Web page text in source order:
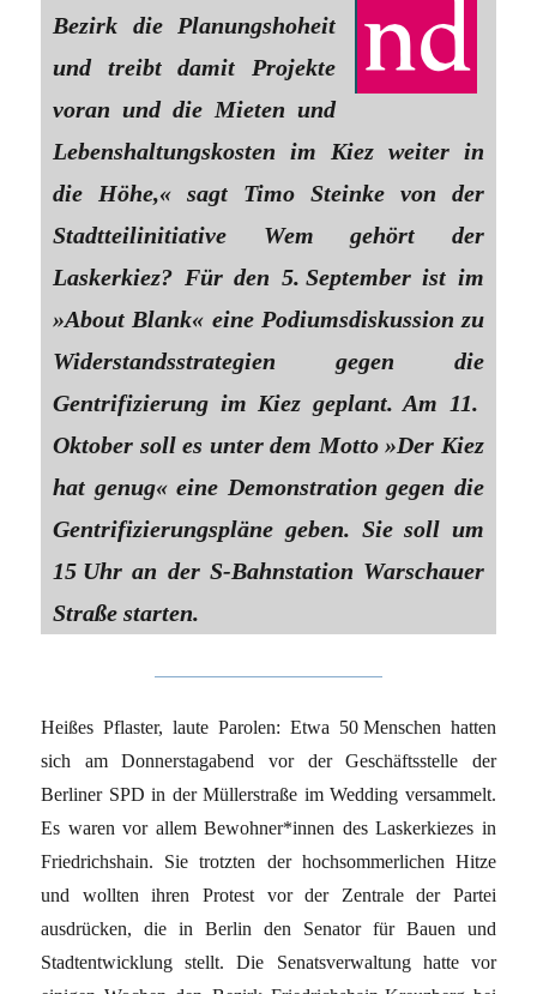
Bezirk die Planungshoheit
und treibt damit Projekte
voran und die Mieten und
Lebenshaltungskosten im Kiez weiter in
die Höhe,« sagt Timo Steinke von der
Stadtteilinitiative Wem gehört der
Laskerkiez? Für den 5. September ist im
»About Blank« eine Podiumsdiskussion zu
Widerstandsstrategien gegen die
Gentrifizierung im Kiez geplant. Am 11.
Oktober soll es unter dem Motto »Der Kiez
hat genug« eine Demonstration gegen die
Gentrifizierungspläne geben. Sie soll um
15 Uhr an der S-Bahnstation Warschauer
Straße starten.
Heißes Pflaster, laute Parolen: Etwa 50 Menschen hatten
sich am Donnerstagabend vor der Geschäftsstelle der
Berliner SPD in der Müllerstraße im Wedding versammelt.
Es waren vor allem Bewohner*innen des Laskerkiezes in
Friedrichshain. Sie trotzten der hochsommerlichen Hitze
und wollten ihren Protest vor der Zentrale der Partei
ausdrücken, die in Berlin den Senator für Bauen und
Stadtentwicklung stellt. Die Senatsverwaltung hatte vor